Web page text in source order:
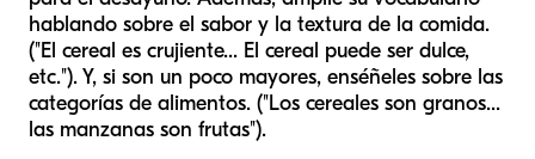
hablando sobre el sabor y la textura de la comida.
("El cereal es crujiente... El cereal puede ser dulce,
etc."). Y, si son un poco mayores, enséñeles sobre las
categorías de alimentos. ("Los cereales son granos...
las manzanas son frutas").